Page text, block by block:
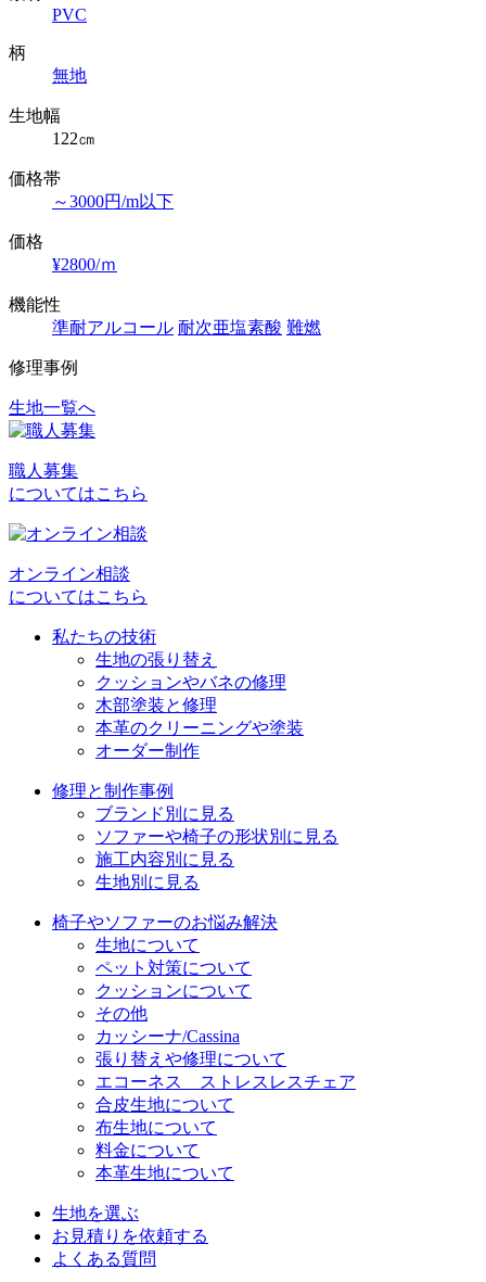
PVC
柄
無地
生地幅
122㎝
価格帯
～3000円/m以下
価格
¥2800/ｍ
機能性
準耐アルコール 耐次亜塩素酸 難燃
修理事例
投
ナ
ビ
ー
生地一覧へ
職人募集
についてはこちら
オンライン相談
についてはこちら
私たちの技術
生地の張り替え
クッションやバネの修理
木部塗装と修理
本革のクリーニングや塗装
オーダー制作
修理と制作事例
ブランド別に見る
ソファーや椅子の形状別に見る
施工内容別に見る
生地別に見る
椅子やソファーのお悩み解決
生地について
ペット対策について
クッションについて
その他
カッシーナ/Cassina
張り替えや修理について
エコーネス ストレスレスチェア
合皮生地について
布生地について
料金について
本革生地について
生地を選ぶ
お見積りを依頼する
よくある質問